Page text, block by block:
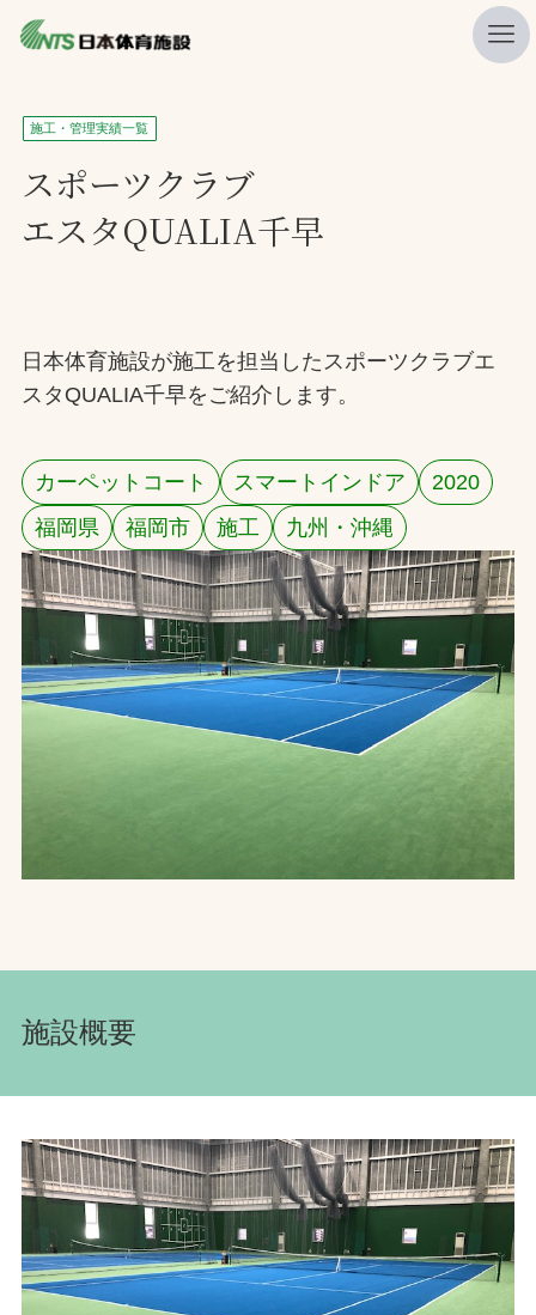
私たちの強み
ニュース
プレスリリース
施工・管理実績一覧
会社概要
採用情報
お問合せ
お取引先の皆様へ
プライバシーポリシー
文字の見えづらさや操作にお困りの方へ
施工・管理実績一覧
スポーツクラブ
エスタQUALIA千早
日本体育施設が施工を担当したスポーツクラブエ
スタQUALIA千早をご紹介します。
カーペットコート スマートインドア
2020
福岡県
福岡市 施工 九州・沖縄
施設概要